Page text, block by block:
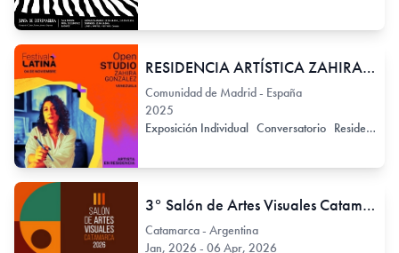
RESIDENCIA ARTÍSTICA ZAHIRA GONZÁLEZ
Comunidad de Madrid - España
2025
Exposición Individual Conversatorio Residencia
3° Salón de Artes Visuales Catamarca 2026
Catamarca - Argentina
Jan, 2026 - 06 Apr, 2026